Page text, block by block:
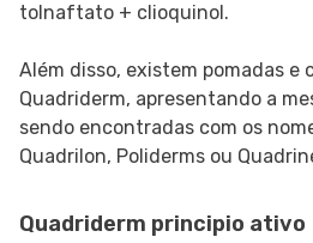
tolnaftato + clioquinol.
Além disso, existem pomadas e
Quadriderm, apresentando a
sendo encontradas com os
Quadrilon, Poliderms ou
Quadriderm principio ativo